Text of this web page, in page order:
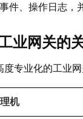
件、操作日志，
业网关的
专业化的工业
机